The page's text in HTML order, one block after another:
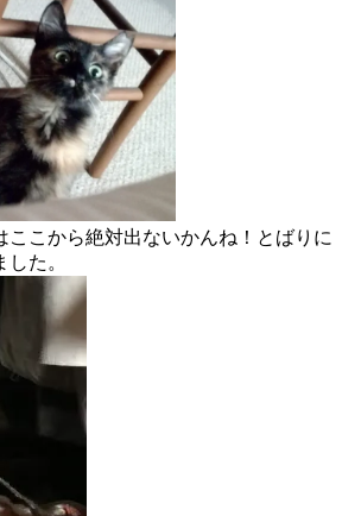
ここから絶対出ないかんね！とばりに
た。